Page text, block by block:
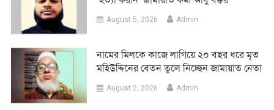
August 5, 2026 Admin
নামের মিলকে কাজে লাগিয়ে ২০ বছর ধরে মৃত
মহিউদ্দিনের বেতন তুলে নিচ্ছেন জামায়াত নেতা
August 2, 2026 Admin